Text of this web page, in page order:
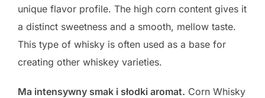
unique flavor profile. The high corn content gives it
a distinct sweetness and a smooth, mellow taste.
This type of whisky is often used as a base for
creating other whiskey varieties.
Ma intensywny smak i słodki aromat. Corn Whisky